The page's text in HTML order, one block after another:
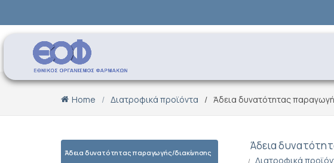
Home Διατροφικά προϊόντα Άδεια δυνατότητας
Άδεια
Διατροφικά
Άδεια δυνατότητας παραγωγής/διακίνησης